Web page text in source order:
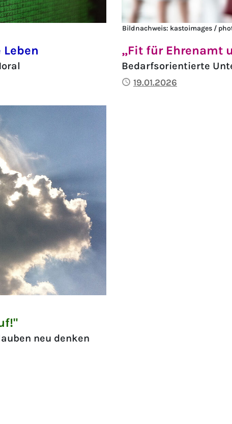
Bildnachweis: kastoimages /
„Fit für Ehrenamt
Bedarfsorientierte
Publiziert
19.01.2026
neu denken